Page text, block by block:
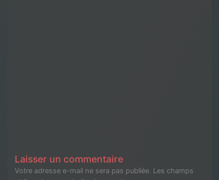
Laisser un commentaire
Votre adresse e-mail ne sera pas publiée. Les champs